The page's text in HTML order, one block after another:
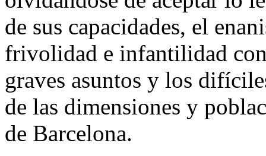
de sus capacidades, el
frivolidad e infantilidad
graves asuntos y los
de las dimensiones y
de Barcelona.